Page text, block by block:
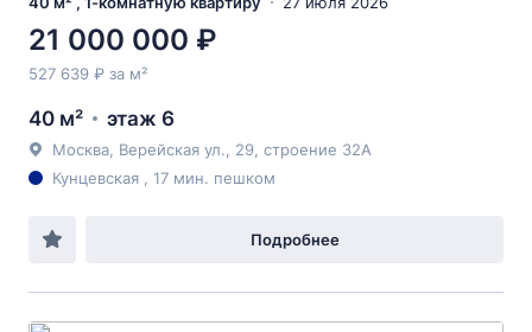
21 000 000 ₽
527 639 ₽ за м²
40 м² этаж 6
Москва, Верейская ул., 29, строение 32А
Кунцевская , 17 мин. пешком
Подробнее